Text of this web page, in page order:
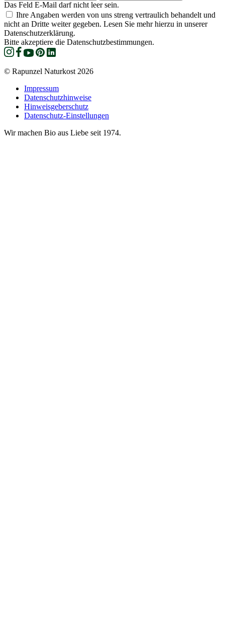
Das Feld E-Mail darf nicht leer sein.
Ihre Angaben werden von uns streng vertraulich behandelt und
nicht an Dritte weiter gegeben. Lesen Sie mehr hierzu in unserer
Datenschutzerklärung.
Bitte akzeptiere die Datenschutzbestimmungen.
© Rapunzel Naturkost 2026
Impressum
Datenschutzhinweise
Hinweisgeberschutz
Datenschutz-Einstellungen
Wir machen Bio aus Liebe seit 1974.